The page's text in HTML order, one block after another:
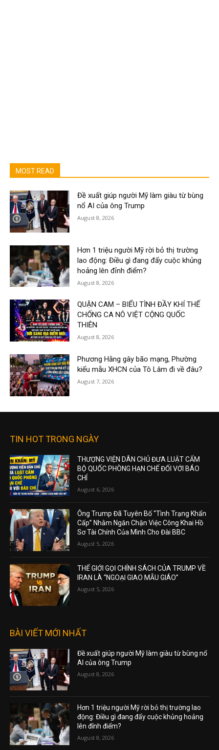
MOST READ
Đề xuất giúp người Mỹ làm giàu từ bùng
nổ AI của ông Trump
August 8, 2026
Hơn 1 triệu người Mỹ rời bỏ thị trường
lao động: Điều gì đang đẩy cuộc khủng
hoảng lên đỉnh điểm?
August 8, 2026
QUẬN CAM – BIỂU TÌNH ĐẦY KHÍ THẾ
CHỐNG CA NÔ VIỆT CỘNG QUỐC
THIÊN
August 8, 2026
Phương Hằng gây bão mạng, Phường
kiểu mẫu XHCN của Tô Lâm đi về đâu?
August 7, 2026
TIN HOT TRONG NGÀY
THƯỢNG VIỆN DÂN CHỦ ĐƯA LUẬT CẤM
BỘ QUỐC PHÒNG HẠN CHẾ ĐỐI VỚI BÁO
CHÍ
August 6, 2026
Ông Trump Đã Tuyên Bố “Tình Trạng Khẩn
Cấp” Nhằm Ngăn Chặn Việc Công Khai Hồ
Sơ Tài Chính Của Mình Cho Đài BBC
August 5, 2026
THẾ GIỚI GỌI CHÍNH SÁCH CỦA TRUMP VỀ
IRAN LÀ “NGOẠI GIAO MẪU GIÁO”
August 5, 2026
BÀI VIẾT MỚI NHẤT
Đề xuất giúp người Mỹ làm giàu từ bùng nổ
AI của ông Trump
August 8, 2026
Hơn 1 triệu người Mỹ rời bỏ thị trường lao
động: Điều gì đang đẩy cuộc khủng hoảng
lên đỉnh điểm?
August 8, 2026